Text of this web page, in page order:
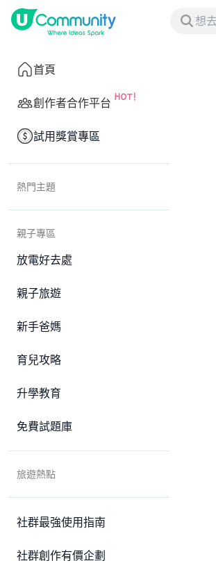
首頁
創作者合作平台
試用獎賞專區
熱門主題
親子專區
放電好去處
親子旅遊
新手爸媽
育兒攻略
升學教育
免費試題庫
旅遊熱點
社群最強使用指南
社群創作有價企劃